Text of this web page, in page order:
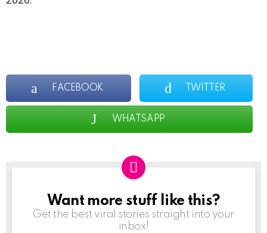
FACEBOOK TWITTER
WHATSAPP
NEWSLETTER
Want more stuff like this?
Get the best viral stories straight into your
inbox!